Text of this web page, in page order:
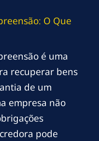
O Que
é uma
recuperar bens
de um
empresa não
pode